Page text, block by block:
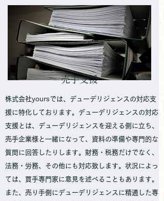
売手支援
株式会社yoursでは、デューデリジェンスの対応支
援に特化しております。デューデリジェンスの対応
支援とは、デューデリジェンスを迎える側に立ち、
売手企業様と一緒になって、資料の準備や専門的な
質問に回答したりします。財務・税務だけでなく、
法務 ・ 労務、その他にも対応致します。 状況によっ
ては、買手専門家に意見を述べることもあります。
また、売り手側にデューデリジェンスに精通した専